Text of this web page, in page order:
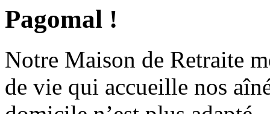
Pagomal !
Notre Maison de Retraite
de vie qui accueille nos